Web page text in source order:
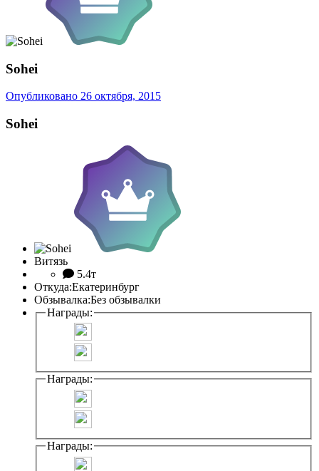
Sohei
Опубликовано 26 октября, 2015
Sohei
Витязь
5.4т
Откуда:Екатеринбург
Обзывалка:Без обзывалки
Награды:
Награды:
Награды: